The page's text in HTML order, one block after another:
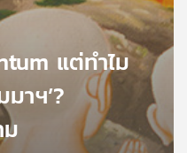
แต่ทำไม
าฯ’?